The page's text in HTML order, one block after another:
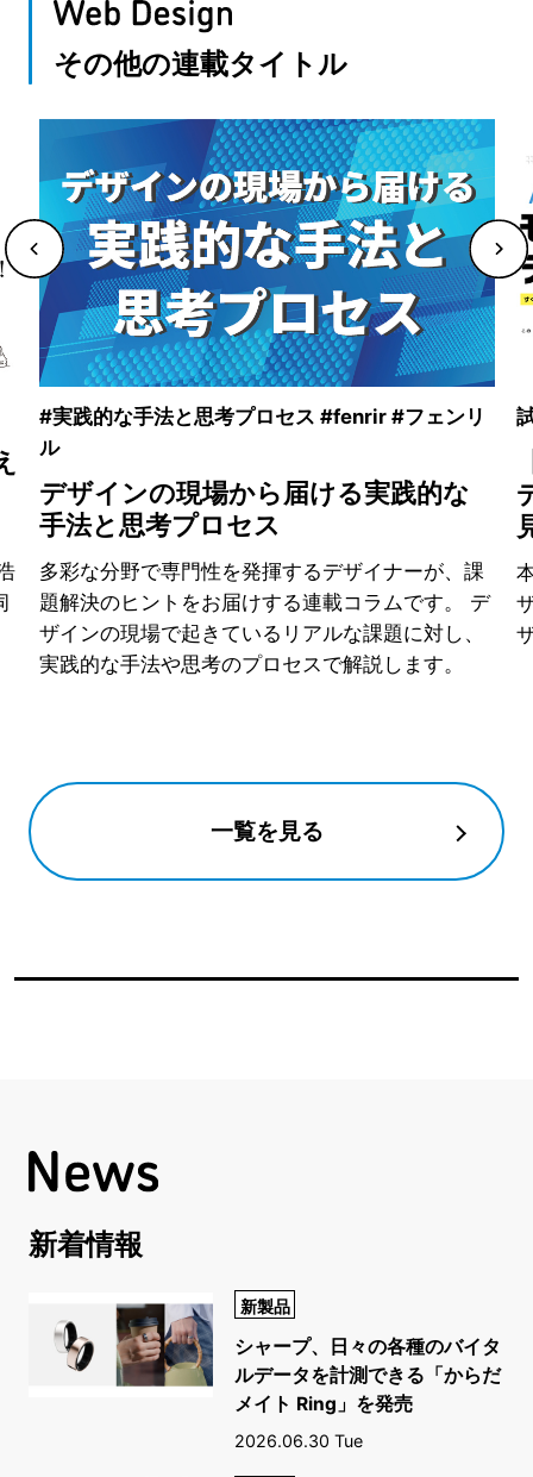
その他の連載タイトル
#実践的な手法と思考プロセス #fenrir #フェンリ
ル
デザインの現場から届ける実践的な
手法と思考プロセス
多彩な分野で専門性を発揮するデザイナーが、課
題解決のヒントをお届けする連載コラムです。 デ
ザインの現場で起きているリアルな課題に対し、
実践的な手法や思考のプロセスで解説します。
一覧を見る
新着情報
新製品
シャープ、日々の各種のバイタ
ルデータを計測できる「からだ
メイト Ring」を発売
2026.06.30 Tue